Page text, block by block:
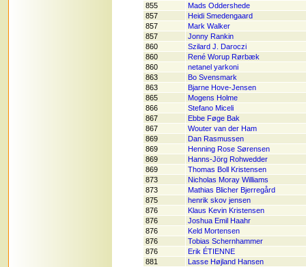
855
Mads Oddershede
857
Heidi Smedengaard
857
Mark Walker
857
Jonny Rankin
860
Szilard J. Daroczi
860
René Worup Rørbæk
860
netanel yarkoni
863
Bo Svensmark
863
Bjarne Hove-Jensen
865
Mogens Holme
866
Stefano Miceli
867
Ebbe Føge Bak
867
Wouter van der Ham
869
Dan Rasmussen
869
Henning Rose Sørensen
869
Hanns-Jörg Rohwedder
869
Thomas Boll Kristensen
873
Nicholas Moray Williams
873
Mathias Blicher Bjerregård
875
henrik skov jensen
876
Klaus Kevin Kristensen
876
Joshua Emil Haahr
876
Keld Mortensen
876
Tobias Schernhammer
876
Erik ÉTIENNE
881
Lasse Højland Hansen